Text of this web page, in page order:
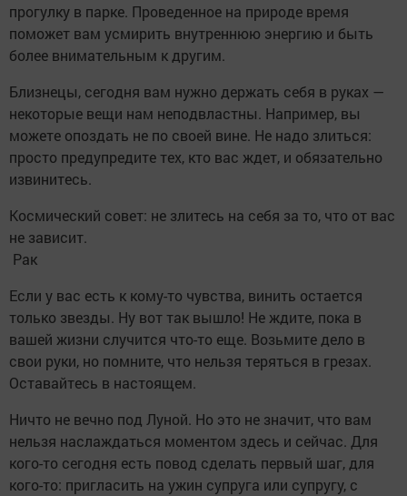
прогулку в парке. Проведенное на природе время
поможет вам усмирить внутреннюю энергию и быть
более внимательным к другим.
Близнецы, сегодня вам нужно держать себя в руках —
некоторые вещи нам неподвластны. Например, вы
можете опоздать не по своей вине. Не надо злиться:
просто предупредите тех, кто вас ждет, и обязательно
извинитесь.
Космический совет: не злитесь на себя за то, что от вас
не зависит.
Рак
Если у вас есть к кому-то чувства, винить остается
только звезды. Ну вот так вышло! Не ждите, пока в
вашей жизни случится что-то еще. Возьмите дело в
свои руки, но помните, что нельзя теряться в грезах.
Оставайтесь в настоящем.
Ничто не вечно под Луной. Но это не значит, что вам
нельзя наслаждаться моментом здесь и сейчас. Для
кого-то сегодня есть повод сделать первый шаг, для
кого-то: пригласить на ужин супруга или супругу, с